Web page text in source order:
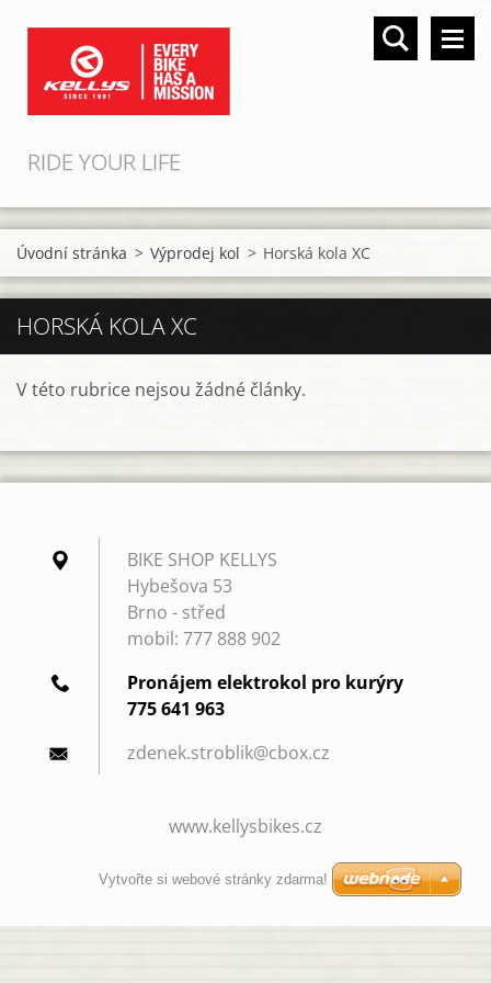
RIDE YOUR LIFE
Úvodní stránka > Výprodej kol > Horská kola XC
HORSKÁ KOLA XC
V této rubrice nejsou žádné články.
BIKE SHOP KELLYS
Hybešova 53
Brno - střed
mobil: 777 888 902
Pronájem elektrokol pro kurýry
775 641 963
zdenek.stroblik@cbox.cz
www.kellysbikes.cz
Vytvořte si webové stránky zdarma!